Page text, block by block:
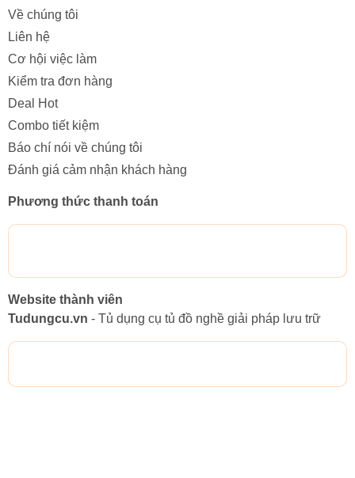
Về chúng tôi
Liên hệ
Cơ hội việc làm
Kiểm tra đơn hàng
Deal Hot
Combo tiết kiệm
Báo chí nói về chúng tôi
Đánh giá cảm nhận khách hàng
Phương thức thanh toán
Website thành viên
Tudungcu.vn - Tủ dụng cụ tủ đồ nghề giải pháp lưu trữ